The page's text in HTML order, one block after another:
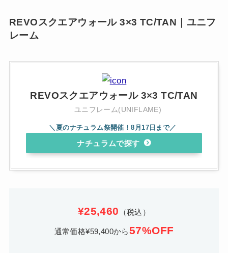
REVOスクエアウォール 3×3 TC/TAN｜ユニフ
レーム
REVOスクエアウォール 3×3 TC/TAN
ユニフレーム(UNIFLAME)
ナチュラム
¥25,460 （税込）
通常価格¥59,400から57%OFF